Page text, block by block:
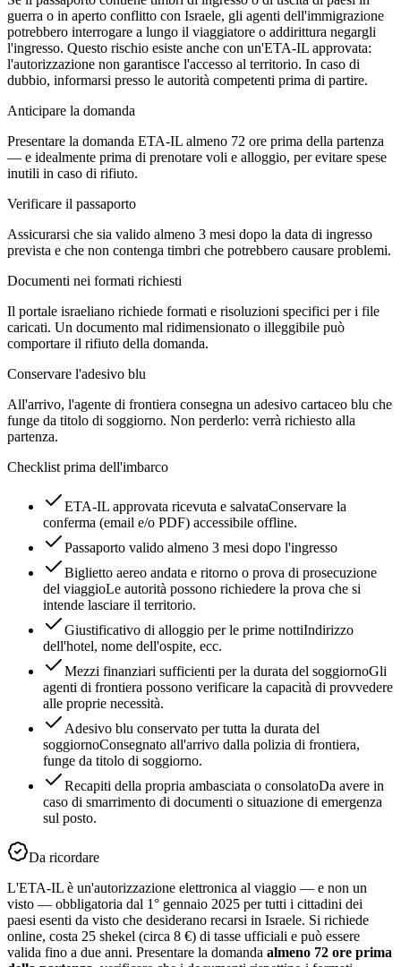
guerra o in aperto conflitto con Israele, gli agenti dell'immigrazione
potrebbero interrogare a lungo il viaggiatore o addirittura negargli
l'ingresso. Questo rischio esiste anche con un'ETA-IL approvata:
l'autorizzazione non garantisce l'accesso al territorio. In caso di
dubbio, informarsi presso le autorità competenti prima di partire.
Anticipare la domanda
Presentare la domanda ETA-IL almeno 72 ore prima della partenza
— e idealmente prima di prenotare voli e alloggio, per evitare spese
inutili in caso di rifiuto.
Verificare il passaporto
Assicurarsi che sia valido almeno 3 mesi dopo la data di ingresso
prevista e che non contenga timbri che potrebbero causare problemi.
Documenti nei formati richiesti
Il portale israeliano richiede formati e risoluzioni specifici per i file
caricati. Un documento mal ridimensionato o illeggibile può
comportare il rifiuto della domanda.
Conservare l'adesivo blu
All'arrivo, l'agente di frontiera consegna un adesivo cartaceo blu che
funge da titolo di soggiorno. Non perderlo: verrà richiesto alla
partenza.
Checklist prima dell'imbarco
ETA-IL approvata ricevuta e salvataConservare la
conferma (email e/o PDF) accessibile offline.
Passaporto valido almeno 3 mesi dopo l'ingresso
Biglietto aereo andata e ritorno o prova di prosecuzione
del viaggioLe autorità possono richiedere la prova che si
intende lasciare il territorio.
Giustificativo di alloggio per le prime nottiIndirizzo
dell'hotel, nome dell'ospite, ecc.
Mezzi finanziari sufficienti per la durata del soggiornoGli
agenti di frontiera possono verificare la capacità di provvedere
alle proprie necessità.
Adesivo blu conservato per tutta la durata del
soggiornoConsegnato all'arrivo dalla polizia di frontiera,
funge da titolo di soggiorno.
Recapiti della propria ambasciata o consolatoDa avere in
caso di smarrimento di documenti o situazione di emergenza
sul posto.
Da ricordare
L'ETA-IL è un'autorizzazione elettronica al viaggio — e non un
visto — obbligatoria dal 1° gennaio 2025 per tutti i cittadini dei
paesi esenti da visto che desiderano recarsi in Israele. Si richiede
online, costa 25 shekel (circa 8 €) di tasse ufficiali e può essere
valida fino a due anni. Presentare la domanda almeno 72 ore prima